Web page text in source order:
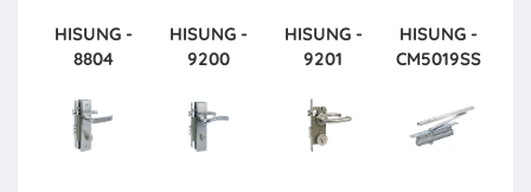
HISUNG -
8804
HISUNG -
9200
HISUNG -
9201
HISUNG -
CM5019SS